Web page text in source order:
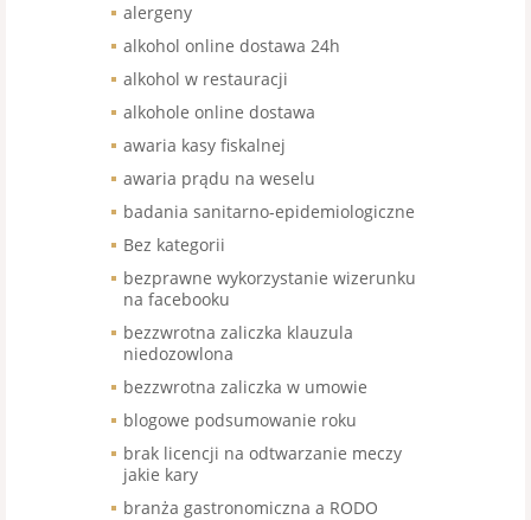
alergeny
alkohol online dostawa 24h
alkohol w restauracji
alkohole online dostawa
awaria kasy fiskalnej
awaria prądu na weselu
badania sanitarno-epidemiologiczne
Bez kategorii
bezprawne wykorzystanie wizerunku
na facebooku
bezzwrotna zaliczka klauzula
niedozowlona
bezzwrotna zaliczka w umowie
blogowe podsumowanie roku
brak licencji na odtwarzanie meczy
jakie kary
branża gastronomiczna a RODO